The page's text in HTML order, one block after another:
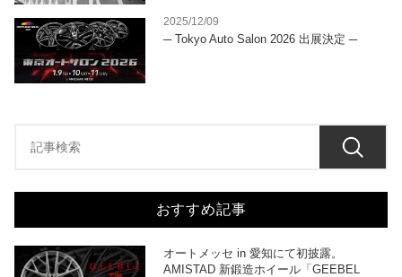
2025/12/09
─ Tokyo Auto Salon 2026 出展決定 ─
おすすめ記事
オートメッセ in 愛知にて初披露。
AMISTAD 新鍛造ホイール「GEEBEL